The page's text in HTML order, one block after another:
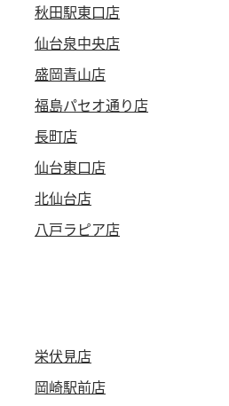
秋田駅東口店
仙台泉中央店
盛岡青山店
福島パセオ通り店
長町店
仙台東口店
北仙台店
八戸ラピア店
栄伏見店
岡崎駅前店